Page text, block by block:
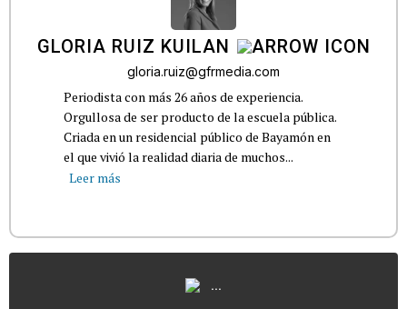
GLORIA RUIZ KUILAN
gloria.ruiz@gfrmedia.com
Periodista con más 26 años de experiencia.
Orgullosa de ser producto de la escuela pública.
Criada en un residencial público de Bayamón en
el que vivió la realidad diaria de muchos...
Leer más
...